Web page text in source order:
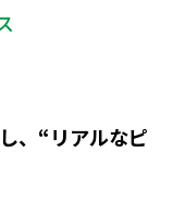
、“リアルなピ